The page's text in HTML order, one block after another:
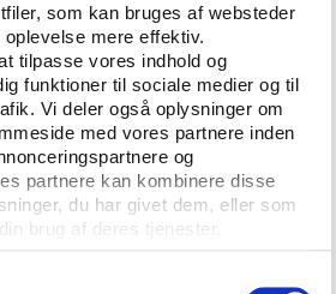
som kan bruges af websteder
mere effektiv.
tilpasse vores indhold og
funktioner til sociale medier og til
Vi deler også oplysninger om
med vores partnere inden
og
partnere kan kombinere disse
du har givet dem, eller som
brug af deres tjenester.
nogle af investeringerne er gået
i Brasilien, og det
positive side i det omfang, at
kommer den daglige pendler